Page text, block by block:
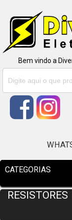
Bem vindo a
RESISTORES